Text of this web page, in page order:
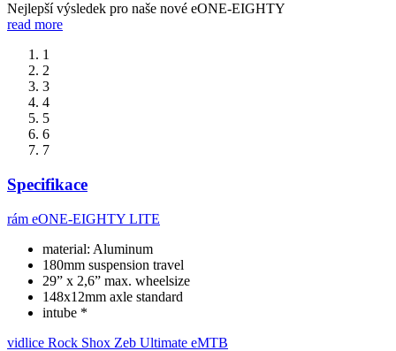
Nejlepší výsledek pro naše nové eONE-EIGHTY
read more
1
2
3
4
5
6
7
Specifikace
rám eONE-EIGHTY LITE
material: Aluminum
180mm suspension travel
29” x 2,6” max. wheelsize
148x12mm axle standard
intube *
vidlice Rock Shox Zeb Ultimate eMTB